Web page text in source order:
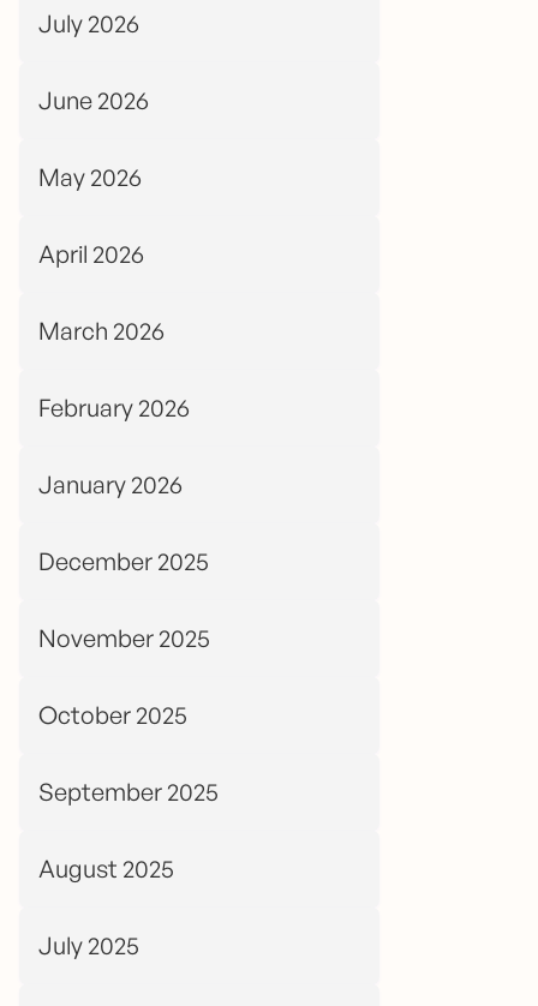
July 2026
June 2026
May 2026
April 2026
March 2026
February 2026
January 2026
December 2025
November 2025
October 2025
September 2025
August 2025
July 2025